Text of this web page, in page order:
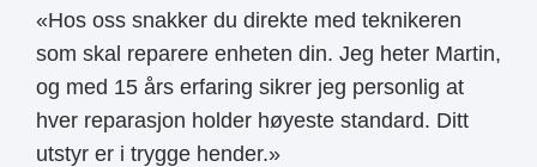
«Hos oss snakker du direkte med teknikeren
som skal reparere enheten din. Jeg heter Martin,
og med 15 års erfaring sikrer jeg personlig at
hver reparasjon holder høyeste standard. Ditt
utstyr er i trygge hender.»